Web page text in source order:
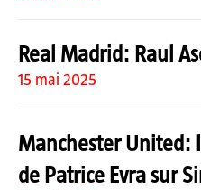
Real Madrid: Raul
15 mai 2025
Manchester United:
de Patrice Evra sur